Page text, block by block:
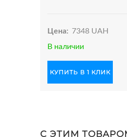
Цена: 7348 UAH
В наличии
КУПИТЬ В 1 КЛИК
С ЭТИМ